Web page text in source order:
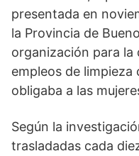
presentada en
la Provincia de
organización para la
empleos de
obligaba a las
Según la
trasladadas cada